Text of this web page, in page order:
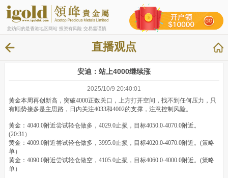
您访问的是香港地区网站 投资有风险 交易需谨慎
直播观点
安迪：站上4000继续涨
2025/10/9 20:40:01
黄金本周再创新高，突破4000正数关口，上方打开空间，找不到任何压力，只
有顺势接多是主思路，日内关注4033和4002的支撑，注意控制风险。
黄金：4040.0附近尝试轻仓做多，4029.0止损，目标4050.0-4070.0附近。
(20:31）
黄金：4009.0附近尝试轻仓做多，3995.0止损，目标4020.0-4070.0附近。(策略
单）
黄金：4090.0附近尝试轻仓做空，4105.0止损，目标4060.0-4000.0附近。(策略
单）